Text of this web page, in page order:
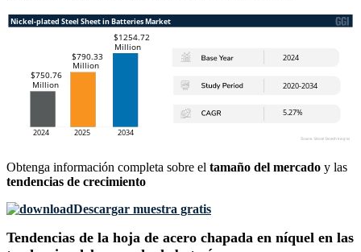
Obtenga información completa sobre el tamaño del mercado y las
tendencias de crecimiento
Descargar muestra gratis
Tendencias de la hoja de acero chapada en níquel en las